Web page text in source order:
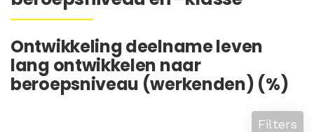
Ontwikkeling deelname leven
lang ontwikkelen naar
beroepsniveau (werkenden) (%)
Filters